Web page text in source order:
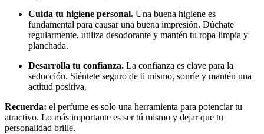
Cuida tu higiene personal. Una buena higiene es
fundamental para causar una buena impresión. Dúchate
regularmente, utiliza desodorante y mantén tu ropa limpia y
planchada.
Desarrolla tu confianza. La confianza es clave para la
seducción. Siéntete seguro de ti mismo, sonríe y mantén una
actitud positiva.
Recuerda: el perfume es solo una herramienta para potenciar tu
atractivo. Lo más importante es ser tú mismo y dejar que tu
personalidad brille.